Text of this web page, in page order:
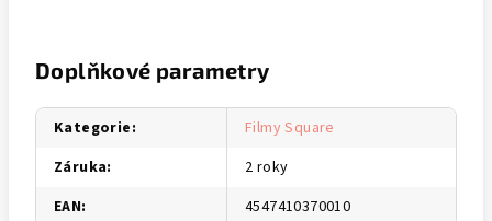
Doplňkové parametry
Kategorie:
Filmy Square
Záruka:
2 roky
EAN: 4547410370010